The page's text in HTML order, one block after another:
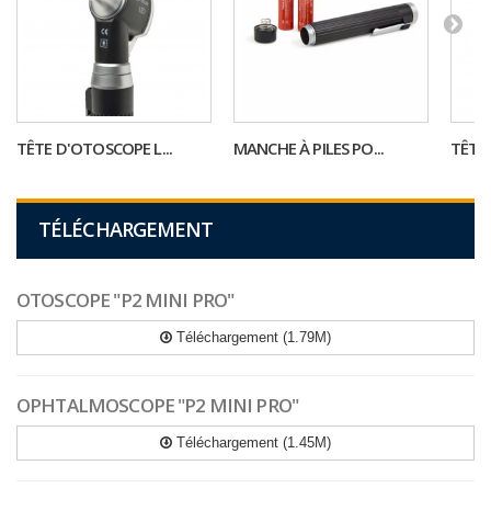
TÊTE D'OTOSCOPE L... MANCHE À PILES PO...
TÉLÉCHARGEMENT
OTOSCOPE "P2 MINI PRO"
Téléchargement (1.79M)
OPHTALMOSCOPE "P2 MINI PRO"
Téléchargement (1.45M)